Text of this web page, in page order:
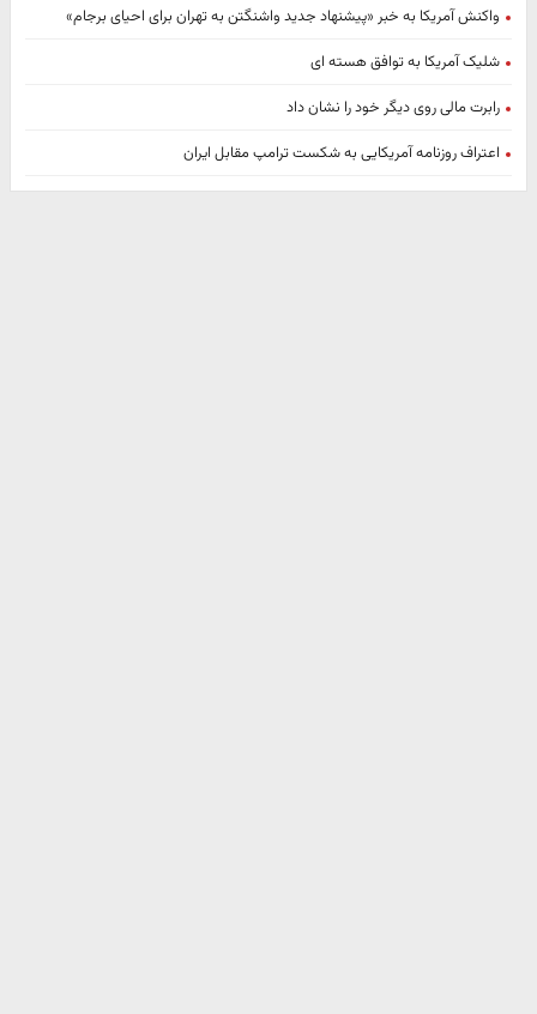
واکنش آمریکا به خبر «پیشنهاد جدید واشنگتن به تهران برای احیای برجام»
شلیک آمریکا به توافق هسته‌ ای
رابرت مالی روی دیگر خود را نشان داد
اعتراف روزنامه آمریکایی به شکست ترامپ مقابل ایران